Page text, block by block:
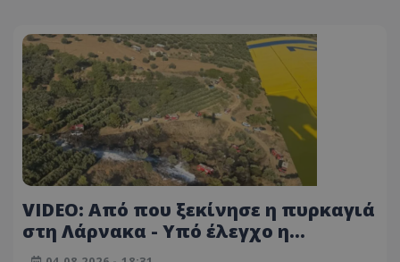
VIDEO: Από που ξεκίνησε η πυρκαγιά
στη Λάρνακα - Υπό έλεγχο η
κατάσταση